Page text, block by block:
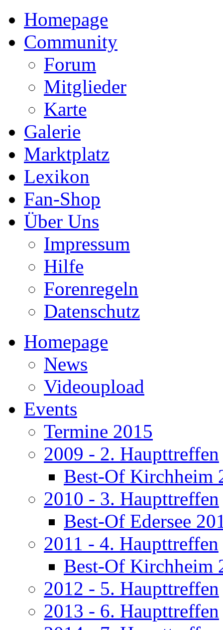
Homepage
Community
Forum
Mitglieder
Karte
Galerie
Marktplatz
Lexikon
Fan-Shop
Über Uns
Impressum
Hilfe
Forenregeln
Datenschutz
Homepage
News
Videoupload
Events
Termine 2015
2009 - 2. Haupttreffen
Best-Of Kirchheim
2010 - 3. Haupttreffen
Best-Of Edersee
2011 - 4. Haupttreffen
Best-Of Kirchheim
2012 - 5. Haupttreffen
2013 - 6. Haupttreffen